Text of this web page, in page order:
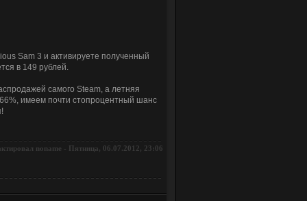
Sam 3 и активируете полученный
в 149 рублей.
самого Steam, а летняя
имеем почти стопроцентный шанс
noname - Пятница, 06.07.2012, 23:06